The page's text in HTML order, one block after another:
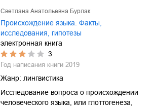
Светлана Анатольевна Бурлак
Происхождение языка. Факты,
исследования, гипотезы
электронная книга
3
Год написания книги 2019
Жанр: лингвистика
Исследование вопроса о происхождении
человеческого языка, или глоттогенеза,